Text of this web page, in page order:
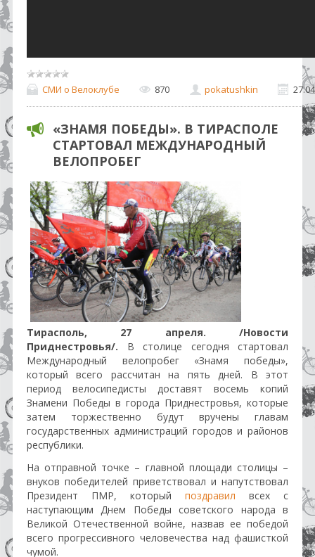
СМИ о Велоклубе 870 pokatushkin
«ЗНАМЯ ПОБЕДЫ». В ТИРАСПОЛЕ
СТАРТОВАЛ МЕЖДУНАРОДНЫЙ
ВЕЛОПРОБЕГ
Тирасполь, 27 апреля. /Новости
Приднестровья/. В столице сегодня стартовал
Международный велопробег «Знамя победы»,
который всего рассчитан на пять дней. В этот
период велосипедисты доставят восемь копий
Знамени Победы в города Приднестровья, которые
затем торжественно будут вручены главам
государственных администраций городов и районов
республики.
На отправной точке – главной площади столицы –
внуков победителей приветствовал и напутствовал
Президент ПМР, который поздравил всех с
наступающим Днем Победы советского народа в
Великой Отечественной войне, назвав ее победой
всего прогрессивного человечества над фашисткой
чумой.